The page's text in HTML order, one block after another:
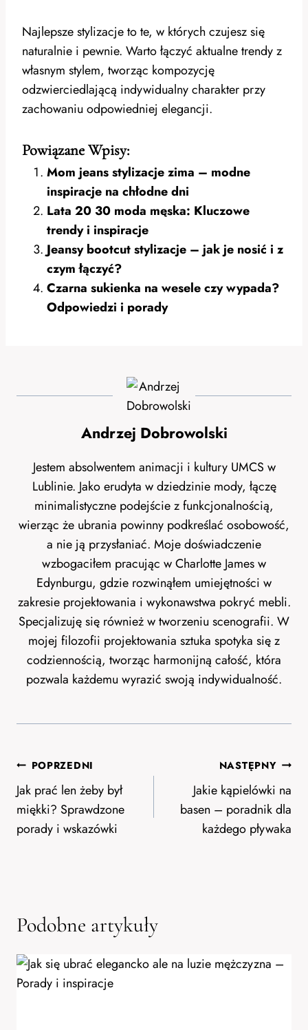
Najlepsze stylizacje to te, w których czujesz się
naturalnie i pewnie. Warto łączyć aktualne trendy z
własnym stylem, tworząc kompozycję
odzwierciedlającą indywidualny charakter przy
zachowaniu odpowiedniej elegancji.
Powiązane Wpisy:
Mom jeans stylizacje zima – modne
inspiracje na chłodne dni
Lata 20 30 moda męska: Kluczowe
trendy i inspiracje
Jeansy bootcut stylizacje – jak je nosić i z
czym łączyć?
Czarna sukienka na wesele czy wypada?
Odpowiedzi i porady
Andrzej Dobrowolski
Jestem absolwentem animacji i kultury UMCS w
Lublinie. Jako erudyta w dziedzinie mody, łączę
minimalistyczne podejście z funkcjonalnością,
wierząc że ubrania powinny podkreślać osobowość,
a nie ją przysłaniać. Moje doświadczenie
wzbogaciłem pracując w Charlotte James w
Edynburgu, gdzie rozwinąłem umiejętności w
zakresie projektowania i wykonawstwa pokryć mebli.
Specjalizuję się również w tworzeniu scenografii. W
mojej filozofii projektowania sztuka spotyka się z
codziennością, tworząc harmonijną całość, która
pozwala każdemu wyrazić swoją indywidualność.
Nawigacja
wpisu
POPRZEDNI
Jak prać len żeby był
miękki? Sprawdzone
porady i wskazówki
NASTĘPNY
Jakie kąpielówki na
basen – poradnik dla
każdego pływaka
Podobne artykuły